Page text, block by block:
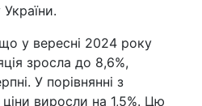
у вересні 2024 року
зросла до 8,6%,
У порівнянні з
виросли на 1,5%. Цю